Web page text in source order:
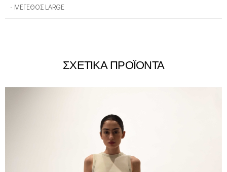
- ΜΕΓΕΘΟΣ LARGE
ΣΧΕΤΙΚΑ ΠΡΟΪΟΝΤΑ